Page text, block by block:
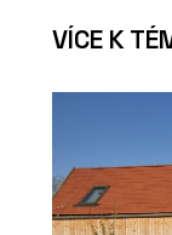
VÍCE K